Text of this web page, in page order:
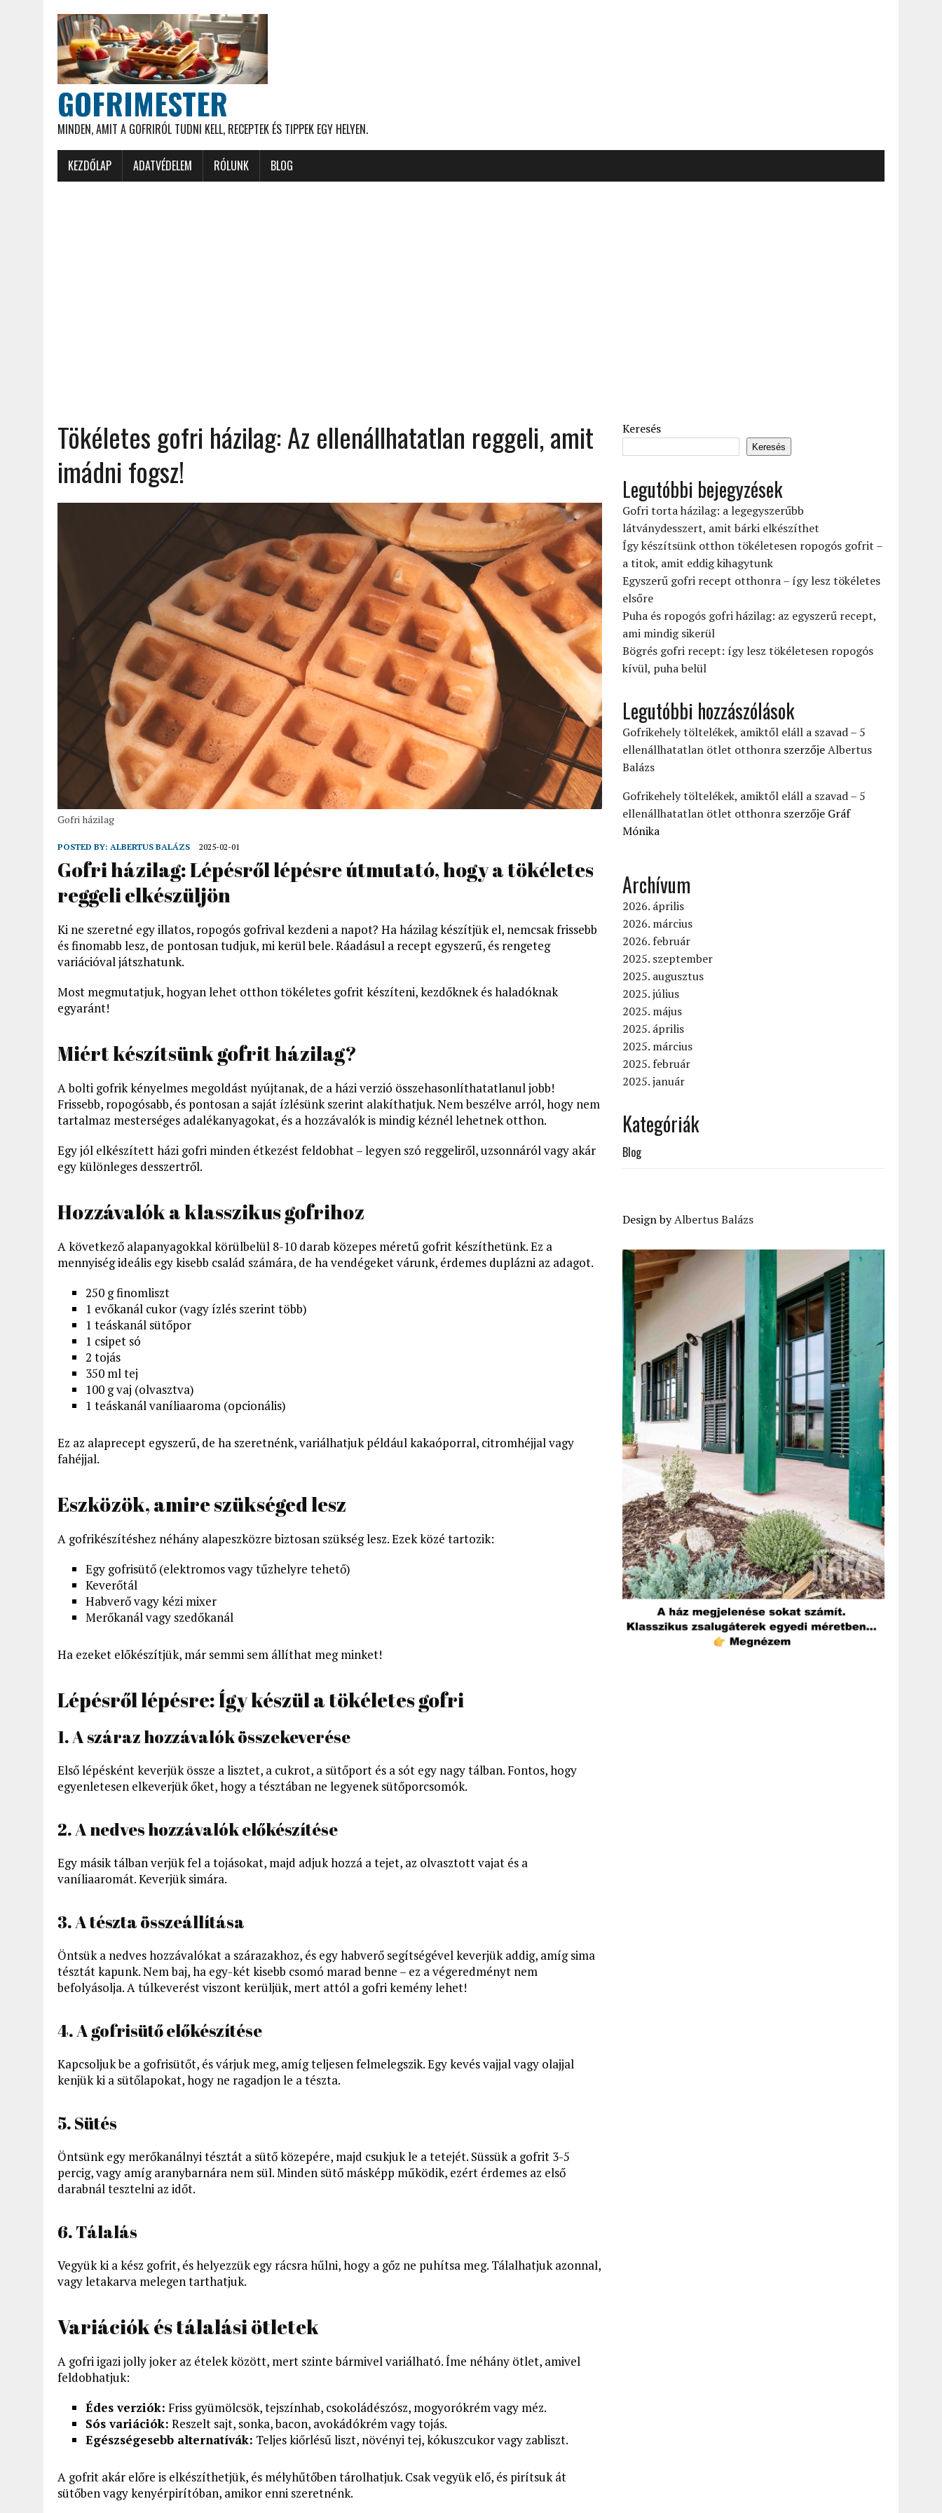
GOFRIMESTER
MINDEN, AMIT A GOFRIRÓL TUDNI KELL, RECEPTEK ÉS TIPPEK EGY HELYEN.
KEZDŐLAP ADATVÉDELEM RÓLUNK BLOG
Tökéletes gofri házilag: Az ellenállhatatlan reggeli, amit
imádni fogsz!
Gofri házilag
POSTED BY: ALBERTUS BALÁZS 2025-02-01
Gofri házilag: Lépésről lépésre útmutató, hogy a tökéletes
reggeli elkészüljön
Ki ne szeretné egy illatos, ropogós gofrival kezdeni a napot? Ha házilag készítjük el, nemcsak frissebb
és finomabb lesz, de pontosan tudjuk, mi kerül bele. Ráadásul a recept egyszerű, és rengeteg
variációval játszhatunk.
Most megmutatjuk, hogyan lehet otthon tökéletes gofrit készíteni, kezdőknek és haladóknak
egyaránt!
Miért készítsünk gofrit házilag?
A bolti gofrik kényelmes megoldást nyújtanak, de a házi verzió összehasonlíthatatlanul jobb!
Frissebb, ropogósabb, és pontosan a saját ízlésünk szerint alakíthatjuk. Nem beszélve arról, hogy nem
tartalmaz mesterséges adalékanyagokat, és a hozzávalók is mindig kéznél lehetnek otthon.
Egy jól elkészített házi gofri minden étkezést feldobhat – legyen szó reggeliről, uzsonnáról vagy akár
egy különleges desszertről.
Hozzávalók a klasszikus gofrihoz
A következő alapanyagokkal körülbelül 8-10 darab közepes méretű gofrit készíthetünk. Ez a
mennyiség ideális egy kisebb család számára, de ha vendégeket várunk, érdemes duplázni az adagot.
250 g finomliszt
1 evőkanál cukor (vagy ízlés szerint több)
1 teáskanál sütőpor
1 csipet só
2 tojás
350 ml tej
100 g vaj (olvasztva)
1 teáskanál vaníliaaroma (opcionális)
Ez az alaprecept egyszerű, de ha szeretnénk, variálhatjuk például kakaóporral, citromhéjjal vagy
fahéjjal.
Eszközök, amire szükséged lesz
A gofrikészítéshez néhány alapeszközre biztosan szükség lesz. Ezek közé tartozik:
Egy gofrisütő (elektromos vagy tűzhelyre tehető)
Keverőtál
Habverő vagy kézi mixer
Merőkanál vagy szedőkanál
Ha ezeket előkészítjük, már semmi sem állíthat meg minket!
Lépésről lépésre: Így készül a tökéletes gofri
1. A száraz hozzávalók összekeverése
Első lépésként keverjük össze a lisztet, a cukrot, a sütőport és a sót egy nagy tálban. Fontos, hogy
egyenletesen elkeverjük őket, hogy a tésztában ne legyenek sütőporcsomók.
2. A nedves hozzávalók előkészítése
Egy másik tálban verjük fel a tojásokat, majd adjuk hozzá a tejet, az olvasztott vajat és a
vaníliaaromát. Keverjük simára.
3. A tészta összeállítása
Öntsük a nedves hozzávalókat a szárazakhoz, és egy habverő segítségével keverjük addig, amíg sima
tésztát kapunk. Nem baj, ha egy-két kisebb csomó marad benne – ez a végeredményt nem
befolyásolja. A túlkeverést viszont kerüljük, mert attól a gofri kemény lehet!
4. A gofrisütő előkészítése
Kapcsoljuk be a gofrisütőt, és várjuk meg, amíg teljesen felmelegszik. Egy kevés vajjal vagy olajjal
kenjük ki a sütőlapokat, hogy ne ragadjon le a tészta.
5. Sütés
Öntsünk egy merőkanálnyi tésztát a sütő közepére, majd csukjuk le a tetejét. Süssük a gofrit 3-5
percig, vagy amíg aranybarnára nem sül. Minden sütő másképp működik, ezért érdemes az első
darabnál tesztelni az időt.
6. Tálalás
Vegyük ki a kész gofrit, és helyezzük egy rácsra hűlni, hogy a gőz ne puhítsa meg. Tálalhatjuk azonnal,
vagy letakarva melegen tarthatjuk.
Variációk és tálalási ötletek
A gofri igazi jolly joker az ételek között, mert szinte bármivel variálható. Íme néhány ötlet, amivel
feldobhatjuk:
Édes verziók: Friss gyümölcsök, tejszínhab, csokoládészósz, mogyorókrém vagy méz.
Sós variációk: Reszelt sajt, sonka, bacon, avokádókrém vagy tojás.
Egészségesebb alternatívák: Teljes kiőrlésű liszt, növényi tej, kókuszcukor vagy zabliszt.
A gofrit akár előre is elkészíthetjük, és mélyhűtőben tárolhatjuk. Csak vegyük elő, és pirítsuk át
sütőben vagy kenyérpirítóban, amikor enni szeretnénk.
Keresés
Keresés
Legutóbbi bejegyzések
Gofri torta házilag: a legegyszerűbb
látványdesszert, amit bárki elkészíthet
Így készítsünk otthon tökéletesen ropogós gofrit –
a titok, amit eddig kihagytunk
Egyszerű gofri recept otthonra – így lesz tökéletes
elsőre
Puha és ropogós gofri házilag: az egyszerű recept,
ami mindig sikerül
Bögrés gofri recept: így lesz tökéletesen ropogós
kívül, puha belül
Legutóbbi hozzászólások
Gofrikehely töltelékek, amiktől eláll a szavad – 5
ellenállhatatlan ötlet otthonra szerzőjeAlbertus
Balázs
Gofrikehely töltelékek, amiktől eláll a szavad – 5
ellenállhatatlan ötlet otthonra szerzője Gráf
Mónika
Archívum
2026. április
2026. március
2026. február
2025. szeptember
2025. augusztus
2025. július
2025. május
2025. április
2025. március
2025. február
2025. január
Kategóriák
Blog
Design byAlbertus Balázs